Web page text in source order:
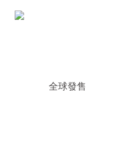
全球發售